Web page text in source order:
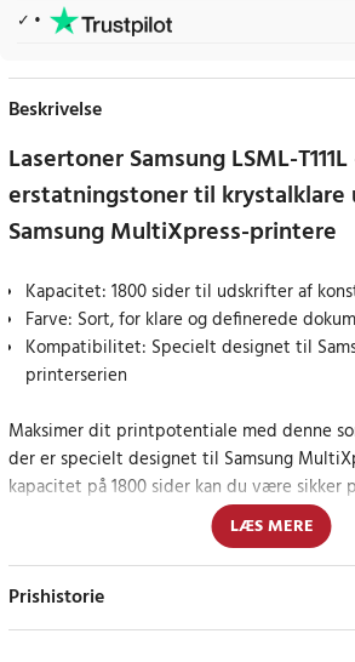
Beskrivelse
Lasertoner Samsung LSML-
erstatningstoner til
Samsung MultiXpress-printere
Kapacitet: 1800 sider til udskrifter af
Farve: Sort, for klare og definerede
Kompatibilitet: Specielt designet til
printerserien
Maksimer dit printpotentiale med denne
der er specielt designet til Samsung
kapacitet på 1800 sider kan du være sikker
perfekt til både små virksomheder og
Specifikationer
- Farve: Sort
- Kapacitet: 1800 sider
LÆS MERE
Prishistorie